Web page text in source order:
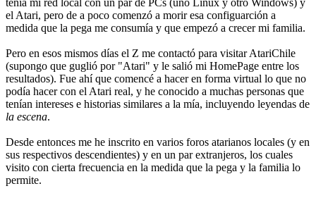
el Atari, pero de a poco comenzó a morir esa configuarción a
medida que la pega me consumía y que empezó a crecer mi familia.
Pero en esos mismos días el Z me contactó para visitar AtariChile
(supongo que guglió por "Atari" y le salió mi HomePage entre los
resultados). Fue ahí que comencé a hacer en forma virtual lo que no
podía hacer con el Atari real, y he conocido a muchas personas que
tenían intereses e historias similares a la mía, incluyendo leyendas de
la escena.
Desde entonces me he inscrito en varios foros atarianos locales (y en
sus respectivos descendientes) y en un par extranjeros, los cuales
visito con cierta frecuencia en la medida que la pega y la familia lo
permite.